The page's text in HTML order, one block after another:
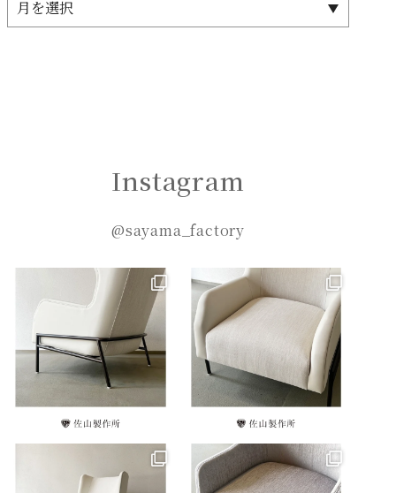
Instagram
@sayama_factory